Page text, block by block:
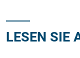
LESEN SIE